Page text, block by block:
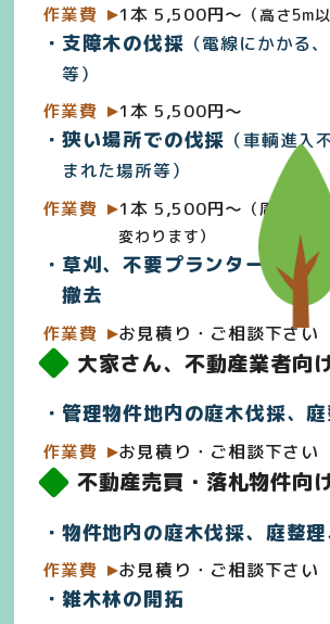
作業費 1本 5,500円～ （高さ5m以
支障木の伐採 （電線にかかる
等）
作業費
1本 5,500円～
狭い場所での伐採 （車輌進入
まれた場所等）
作業費
1本 5,500円～ （周囲の
変わります）
草刈、不要プランター他ゴ
撤去
作業費 お見積り・ご相談下さい
大家さん、不動産業者向
管理物件地内の庭木伐採、
作業費 お見積り・ご相談下さい
不動産売買・落札物件向
物件地内の庭木伐採、庭整
作業費 お見積り・ご相談下さい
雑木林の開拓